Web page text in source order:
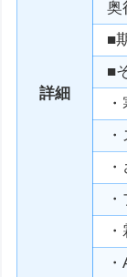
詳細
奥
■
■